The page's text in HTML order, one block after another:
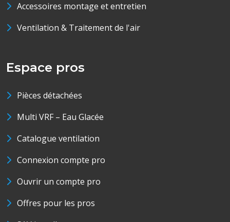
Accessoires montage et entretien
Ventilation & Traitement de l'air
Espace pros
Pièces détachées
Multi VRF – Eau Glacée
Catalogue ventilation
Connexion compte pro
Ouvrir un compte pro
Offres pour les pros